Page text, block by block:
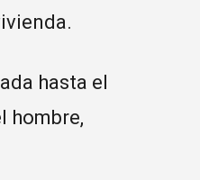
hasta el
hombre,